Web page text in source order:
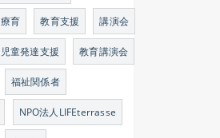
療育 教育支援 講演会
児童発達支援 教育講演会
福祉関係者
NPO法人LIFEterrasse